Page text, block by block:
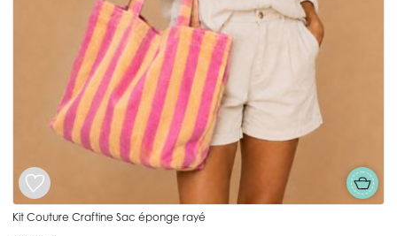
Kit Couture Craftine Sac éponge rayé